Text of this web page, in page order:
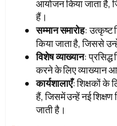
आयोजन किया जाता है,
हैं।
सम्मान समारोह: उत्कृष्ट
किया जाता है, जिससे
विशेष व्याख्यान: प्रसिद्ध
करने के लिए व्याख्यान
कार्यशालाएँ: शिक्षकों के
हैं, जिसमें उन्हें नई शिक्षण
जाती है।